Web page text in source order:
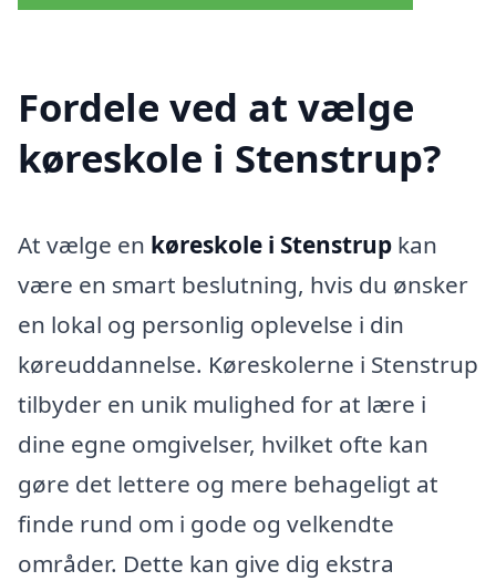
Fordele ved at vælge
køreskole i Stenstrup?
At vælge en køreskole i Stenstrup kan
være en smart beslutning, hvis du ønsker
en lokal og personlig oplevelse i din
køreuddannelse. Køreskolerne i Stenstrup
tilbyder en unik mulighed for at lære i
dine egne omgivelser, hvilket ofte kan
gøre det lettere og mere behageligt at
finde rund om i gode og velkendte
områder. Dette kan give dig ekstra